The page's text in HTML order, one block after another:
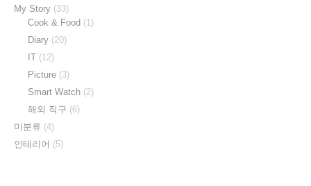
My Story (33)
Cook & Food (1)
Diary (20)
IT (12)
Picture (3)
Smart Watch (2)
해외 직구 (6)
미분류 (4)
인테리어 (5)